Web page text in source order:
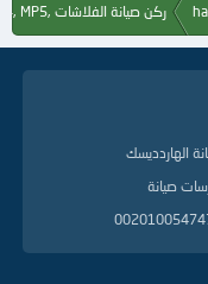
ركن صيانة الفلاشات ,Flash, MP3, MP4, MP5
الهاردديسك
صيانة